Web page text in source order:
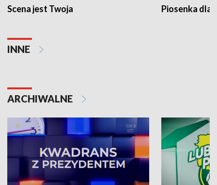
Scena jest Twoja Piosenka dla
INNE
ARCHIWALNE